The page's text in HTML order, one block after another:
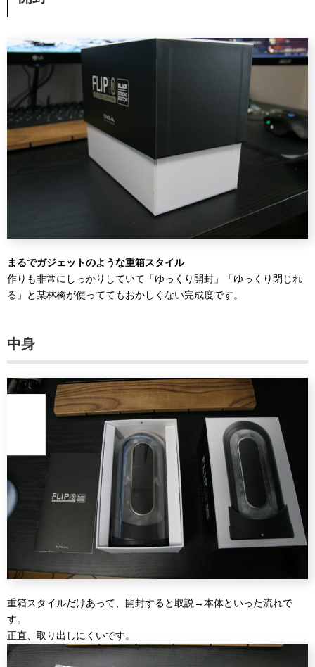
まるでガジェットのような重箱スタイル
作りも非常にしっかりしていて「ゆっくり開封」「ゆっくり閉じれ
る」と某林檎が使っててもおかしくない完成度です。
中身
重箱スタイルだけあって、開封すると取説→本体といった流れで
す。
正直、取り出しにくいです。